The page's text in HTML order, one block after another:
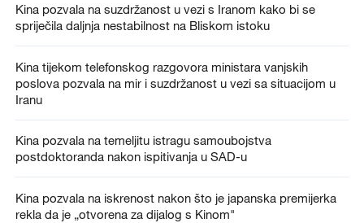
Kina pozvala na suzdržanost u vezi s Iranom kako bi se
spriječila daljnja nestabilnost na Bliskom istoku
Kina tijekom telefonskog razgovora ministara vanjskih
poslova pozvala na mir i suzdržanost u vezi sa situacijom u
Iranu
Kina pozvala na temeljitu istragu samoubojstva
postdoktoranda nakon ispitivanja u SAD-u
Kina pozvala na iskrenost nakon što je japanska premijerka
rekla da je „otvorena za dijalog s Kinom"